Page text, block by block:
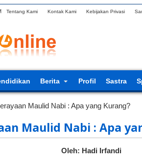
Tentang Kami Kontak Kami Kebijakan Privasi
Berita Profil Sastra
Maulid Nabi : Apa yang Kurang?
Maulid Nabi : Apa
Oleh: Hadi Irfandi